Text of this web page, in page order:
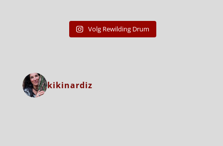
Volg Rewilding Drum
kikinardiz